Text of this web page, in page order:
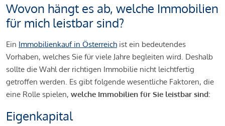
Wovon hängt es ab, welche Immobilien
für mich leistbar sind?
Ein Immobilienkauf in Österreich ist ein bedeutendes
Vorhaben, welches Sie für viele Jahre begleiten wird. Deshalb
sollte die Wahl der richtigen Immobilie nicht leichtfertig
getroffen werden. Es gibt folgende wesentliche Faktoren, die
eine Rolle spielen, welche Immobilien für Sie leistbar sind:
Eigenkapital